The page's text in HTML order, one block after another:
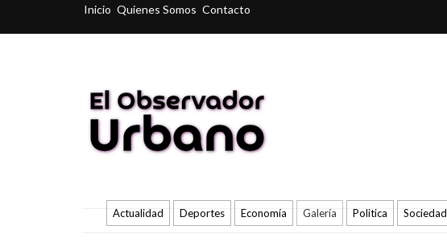
Inicio Quienes Somos Contacto
Actualidad Deportes Economía Galería Politica Sociedad